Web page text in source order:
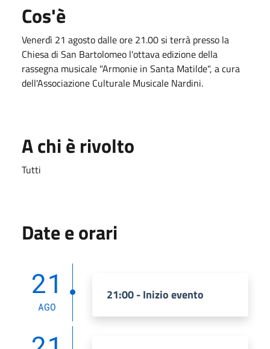
Cos'è
Venerdì 21 agosto dalle ore 21.00 si terrà presso la
Chiesa di San Bartolomeo l'ottava edizione della
rassegna musicale "Armonie in Santa Matilde", a cura
dell'Associazione Culturale Musicale Nardini.
A chi è rivolto
Tutti
Date e orari
21
AGO
21:00 - Inizio evento